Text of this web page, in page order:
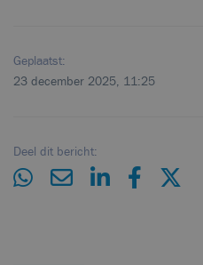
Geplaatst:
23 december 2025, 11:25
Deel dit bericht: